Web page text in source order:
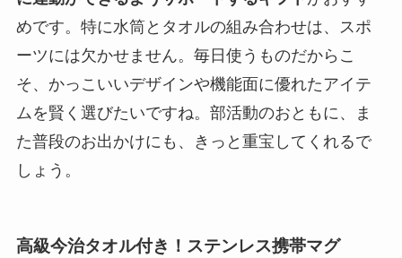
めです。特に水筒とタオルの組み合わせは、スポ
ーツには欠かせません。毎日使うものだからこ
そ、かっこいいデザインや機能面に優れたアイテ
ムを賢く選びたいですね。部活動のおともに、ま
た普段のお出かけにも、きっと重宝してくれるで
しょう。
高級今治タオル付き！ステンレス携帯マグ